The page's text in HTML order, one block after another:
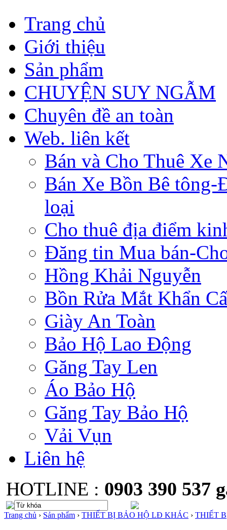
Trang chủ
Giới thiệu
Sản phẩm
CHUYỆN SUY NGẪM
Chuyên đề an toàn
Web. liên kết
Bán và Cho Thuê Xe
Bán Xe Bồn Bê tông-
loại
Cho thuê địa điểm
Đăng tin Mua bán-
Hồng Khải Nguyễn
Bồn Rửa Mắt Khẩn
Giày An Toàn
Bảo Hộ Lao Động
Găng Tay Len
Áo Bảo Hộ
Găng Tay Bảo Hộ
Vải Vụn
Liên hệ
HOTLINE : 0903 390 537
Trang chủ › Sản phẩm › THIẾT BỊ BẢO HỘ LĐ KHÁC › THIẾT